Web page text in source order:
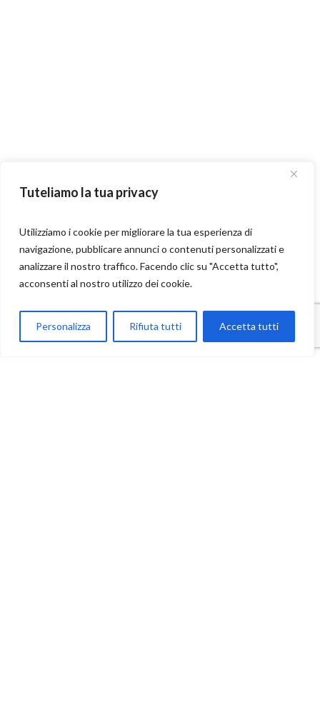
Tuteliamo la tua privacy
Utilizziamo i cookie per migliorare la tua esperienza di
navigazione, pubblicare annunci o contenuti personalizzati e
analizzare il nostro traffico. Facendo clic su "Accetta tutto",
acconsenti al nostro utilizzo dei cookie.
Personalizza Rifiuta tutti Accetta tutti
Parla con Motoexplora
Open chaty